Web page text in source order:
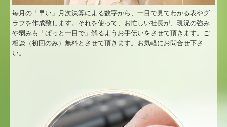
毎月の「早い」月次決算による数字から、一目で見てわかる表やグ
ラフを作成致します。それを使って、お忙しい社長が、現況の強み
や弱みも「ぱっと一目で」解るようお手伝いをさせて頂きます。ご
相談（初回のみ）無料とさせて頂きます。お気軽にお問合せ下さ
い。